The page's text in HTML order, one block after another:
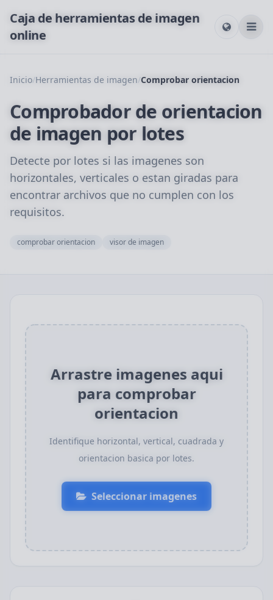
Caja de herramientas de imagen
online
Inicio/Herramientas de imagen/Comprobar orientacion
Comprobador de orientacion
de imagen por lotes
Detecte por lotes si las imagenes son
horizontales, verticales o estan giradas para
encontrar archivos que no cumplen con los
requisitos.
comprobar orientacion visor de imagen
Arrastre imagenes aqui
para comprobar
orientacion
Identifique horizontal, vertical, cuadrada y
orientacion basica por lotes.
Seleccionar imagenes